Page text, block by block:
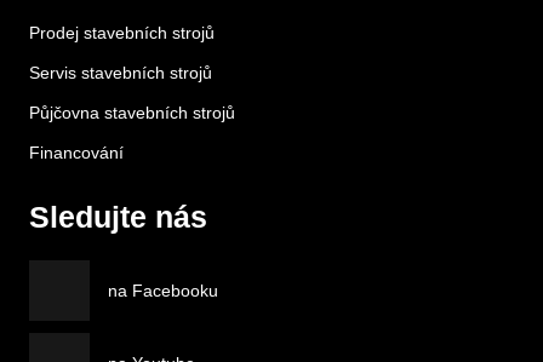
Prodej stavebních strojů
Servis stavebních strojů
Půjčovna stavebních strojů
Financování
Sledujte nás
na Facebooku